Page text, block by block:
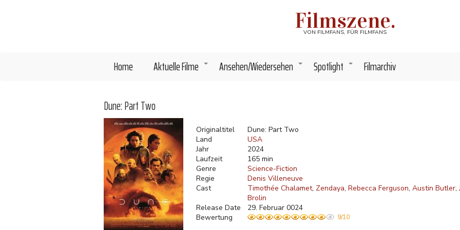
Filmszene.
VON FILMFANS, FÜR FILMFANS
Home +
Aktuelle Filme +
Ansehen/Wiedersehen +
Spotlight Filmarchiv
Dune: Part Two
Originaltitel
Dune: Part Two
Land
USA
Jahr
2024
Laufzeit
165 min
Genre
Science-Fiction
Regie
Denis Villeneuve
Cast
Timothée Chalamet Zendaya Rebecca Ferguson Austin Butler
Brolin
Release Date
29. Februar 0024
Bewertung
9/10